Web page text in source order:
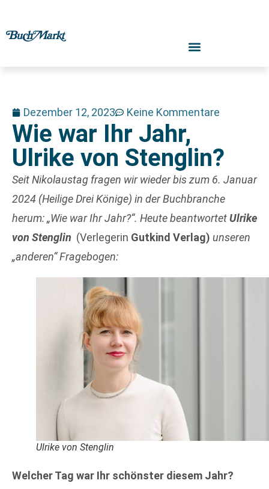
Dezember 12, 2023 Keine Kommentare
Wie war Ihr Jahr,
Ulrike von Stenglin?
SeitNikolaustag fragen wir wieder bis zum 6. Januar
2024 (Heilige Drei Könige) in der Buchbranche
herum: „Wie war Ihr Jahr?“. Heute beantwortetUlrike
von Stenglin (Verlegerin Gutkind Verlag) unseren
„anderen“ Fragebogen:
Ulrike von Stenglin
Welcher Tag war Ihr schönster diesem Jahr?